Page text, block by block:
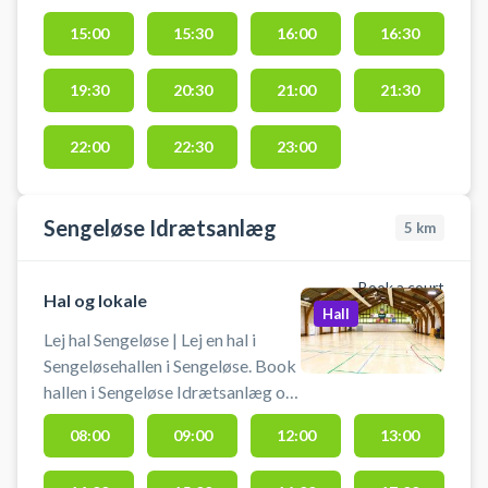
altid har den gode padel tennis
oplevelse i fokus. Padelhallen hos
Greve Padel er nu isoleret og
opvarmet til 17 grader året rundt.
15:00 15:30 16:00 16:30
19:30 20:30 21:00 21:30
22:00 22:30 23:00
Sengeløse Idrætsanlæg 5 km
Book a court
Hal og lokale
Lej hal Sengeløse | Lej en hal i
Sengeløsehallen i Sengeløse. Book
hallen i Sengeløse Idrætsanlæg og
spil blandt andet indendørs
fodbold i Sengeløse. Booking af
hallen kan bruges til blandt andet
Hall
08:00 09:00 12:00 13:00